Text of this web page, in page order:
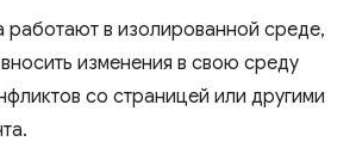
работают в изолированной среде,
изменения в свою среду
со страницей или другими